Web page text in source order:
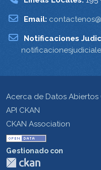
Email:
Notificaciones
Acerca de Datos Abiertos
API CKAN
CKAN Association
Gestionado con